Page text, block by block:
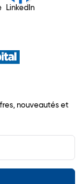
LinkedIn
nouveautés et